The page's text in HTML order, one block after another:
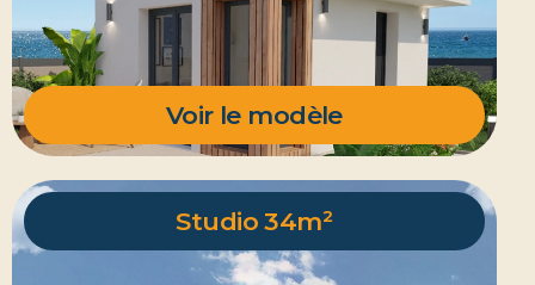
Voir le modèle
Studio 34m²